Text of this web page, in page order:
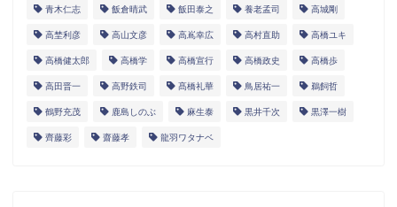
青木仁志 飯倉晴武 飯田泰之 養老孟司 高城剛
高埜利彦 高山文彦 高嶌幸広 高村直助 高橋ユキ
高橋健太郎 高橋学 高橋宣行 高橋政史 高橋歩
高田晋一 高野鉄司 髙橋礼華 鳥居祐一 鵜飼哲
鶴野充茂 鹿島しのぶ 麻生泰 黒井千次 黒澤一樹
齊藤彩 齋藤孝 龍羽ワタナベ